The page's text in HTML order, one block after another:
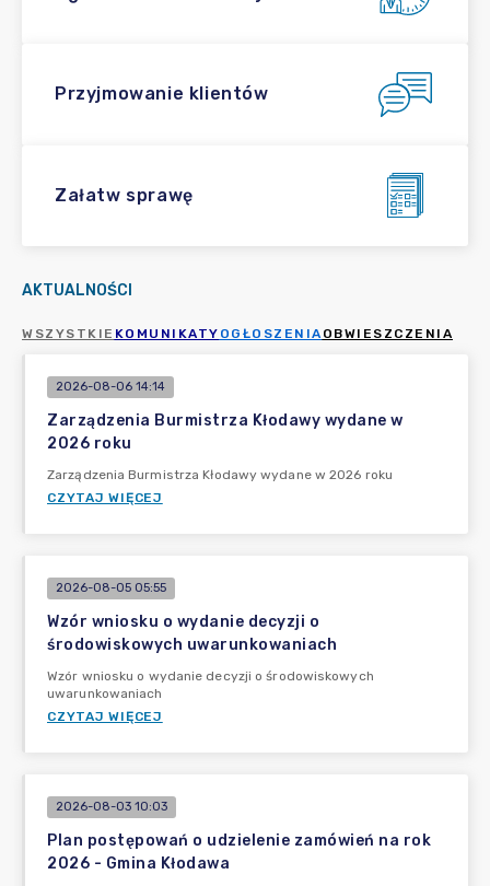
Przyjmowanie klientów
Załatw sprawę
AKTUALNOŚCI
WSZYSTKIE KOMUNIKATY OGŁOSZENIA OBWIESZCZENIA
2026-08-06 14:14
Zarządzenia Burmistrza Kłodawy wydane w
2026 roku
Zarządzenia Burmistrza Kłodawy wydane w 2026 roku
CZYTAJ WIĘCEJ
2026-08-05 05:55
Wzór wniosku o wydanie decyzji o
środowiskowych uwarunkowaniach
Wzór wniosku o wydanie decyzji o środowiskowych
uwarunkowaniach
CZYTAJ WIĘCEJ
2026-08-03 10:03
Plan postępowań o udzielenie zamówień na rok
2026 - Gmina Kłodawa